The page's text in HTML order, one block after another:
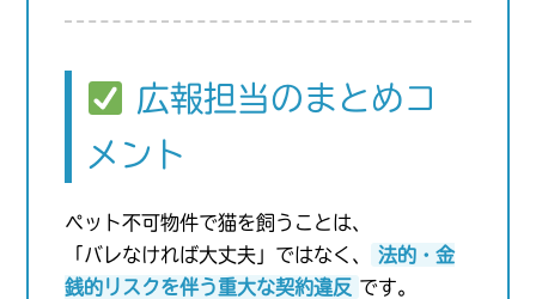
広報担当のまとめコ
メント
ペット不可物件で猫を飼うことは、
「バレなければ大丈夫」ではなく、
法的・金
銭的リスクを伴う重大な契約違反 です。